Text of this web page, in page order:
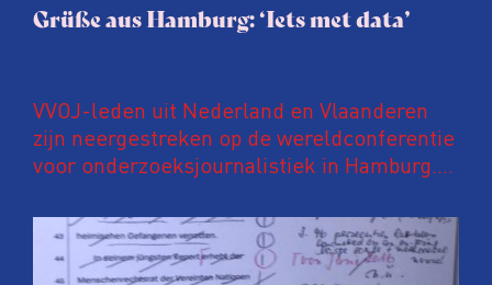
Grüße aus Hamburg: ‘Iets met data’
VVOJ-leden uit Nederland en Vlaanderen
zijn neergestreken op de wereldconferentie
voor onderzoeksjournalistiek in Hamburg.
Landen moeten inspireren. In deze
aflevering: iets met data.